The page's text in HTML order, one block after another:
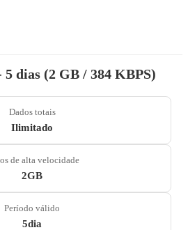
dias (2 GB / 384 KBPS)
Dados totais
Ilimitado
de alta velocidade
2GB
Período válido
5dia